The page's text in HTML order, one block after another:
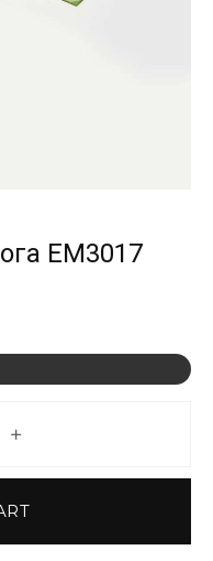
ЕМ3017
Постелка за йога